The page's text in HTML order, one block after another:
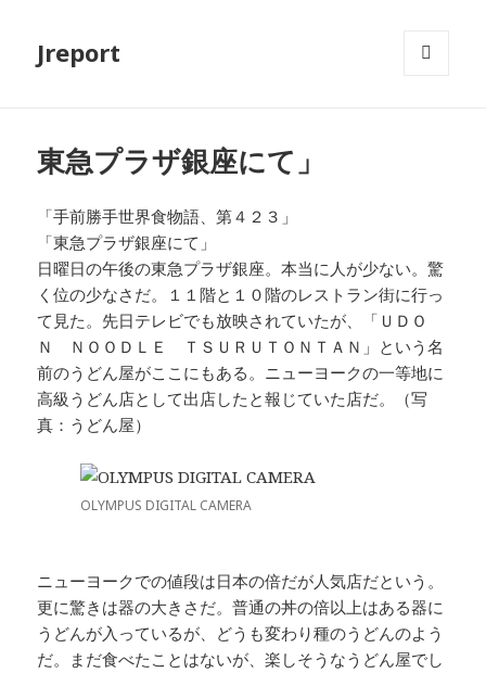
Jreport
東急プラザ銀座にて」
「手前勝手世界食物語、第４２３」
「東急プラザ銀座にて」
日曜日の午後の東急プラザ銀座。本当に人が少ない。驚
く位の少なさだ。１１階と１０階のレストラン街に行っ
て見た。先日テレビでも放映されていたが、「ＵＤＯ
Ｎ ＮＯＯＤＬＥ ＴＳＵＲＵＴＯＮＴＡＮ」という名
前のうどん屋がここにもある。ニューヨークの一等地に
高級うどん店として出店したと報じていた店だ。（写
真：うどん屋）
OLYMPUS DIGITAL CAMERA
ニューヨークでの値段は日本の倍だが人気店だという。
更に驚きは器の大きさだ。普通の丼の倍以上はある器に
うどんが入っているが、どうも変わり種のうどんのよう
だ。まだ食べたことはないが、楽しそうなうどん屋でし